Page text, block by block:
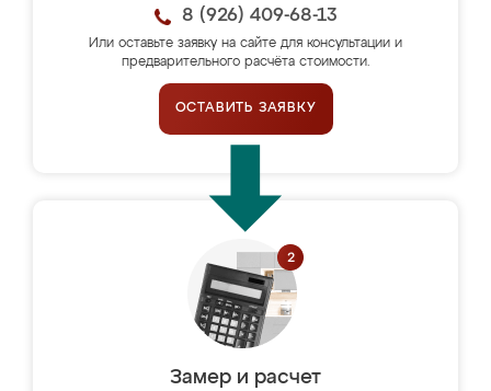
8 (926) 409-68-13
Или оставьте заявку на сайте для консультации и
предварительного расчёта стоимости.
ОСТАВИТЬ ЗАЯВКУ
Замер и расчет